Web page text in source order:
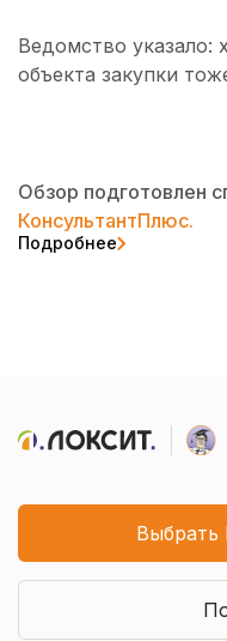
Ведомство указало:
объекта закупки
Обзор подготовлен
КонсультантПлюс.
Подробнее
Выбрать